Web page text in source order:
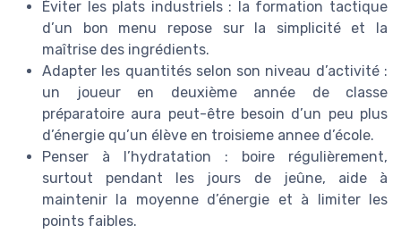
Éviter les plats industriels : la formation tactique
d’un bon menu repose sur la simplicité et la
maîtrise des ingrédients.
Adapter les quantités selon son niveau d’activité :
un joueur en deuxième année de classe
préparatoire aura peut-être besoin d’un peu plus
d’énergie qu’un élève en troisieme annee d’école.
Penser à l’hydratation : boire régulièrement,
surtout pendant les jours de jeûne, aide à
maintenir la moyenne d’énergie et à limiter les
points faibles.